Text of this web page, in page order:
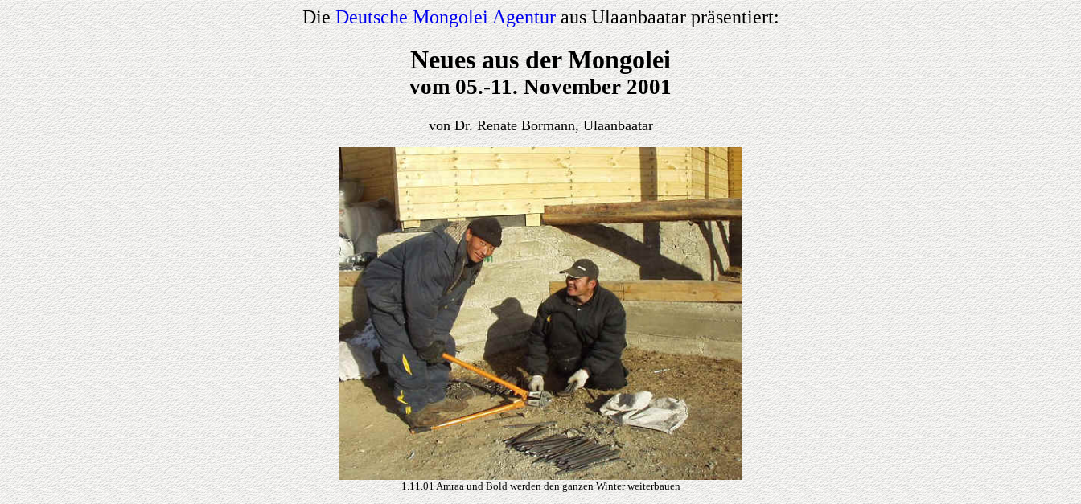
DieDeutsche Mongolei Agenturaus Ulaanbaatar präsentiert:
Neues aus der Mongolei
vom 05.-11.November 2001
von Dr. Renate Bormann, Ulaanbaatar
1.11.01 Amraa und Bold werden den ganzen Winter weiterbauen